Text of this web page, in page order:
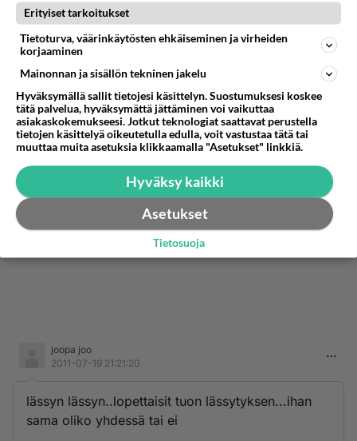
Hyviä Tunteita toivottelen♥ Onnea!
Äänestä Kommentoi
joopa joo
2011-07-19 21:21:20
lässyn lässyn..lopettaisit tuon lässytyksen...ihan
sama oliko yhdessä tai ei
Erityiset tarkoitukset
Tietoturva, väärinkäytösten ehkäiseminen ja virheiden
korjaaminen
Mainonnan ja sisällön tekninen jakelu
Hyväksymällä sallit tietojesi käsittelyn. Suostumuksesi koskee
tätä palvelua, hyväksymättä jättäminen voi vaikuttaa
asiakaskokemukseesi. Jotkut teknologiat saattavat perustella
tietojen käsittelyä oikeutetulla edulla, voit vastustaa tätä tai
muuttaa muita asetuksia klikkaamalla "Asetukset" linkkiä.
Hyväksy kaikki
Asetukset
Tietosuoja